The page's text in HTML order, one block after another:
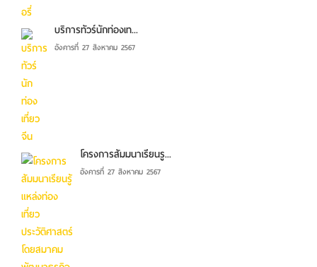
บริการทัวร์นักท่องเท...
อังคารที่ 27 สิงหาคม 2567
โครงการสัมมนาเรียนรู...
อังคารที่ 27 สิงหาคม 2567